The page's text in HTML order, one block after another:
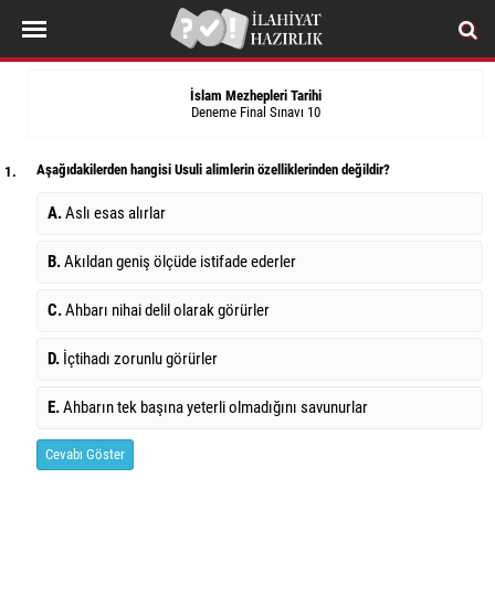
İslam Mezhepleri Tarihi
Deneme Final Sınavı 10
1. Aşağıdakilerden hangisi Usuli alimlerin özelliklerinden değildir?
A.Aslı esas alırlar
B.Akıldan geniş ölçüde istifade ederler
C.Ahbarı nihai delil olarak görürler
D. İçtihadı zorunlu görürler
E.Ahbarın tek başına yeterli olmadığını savunurlar
Cevabı Göster